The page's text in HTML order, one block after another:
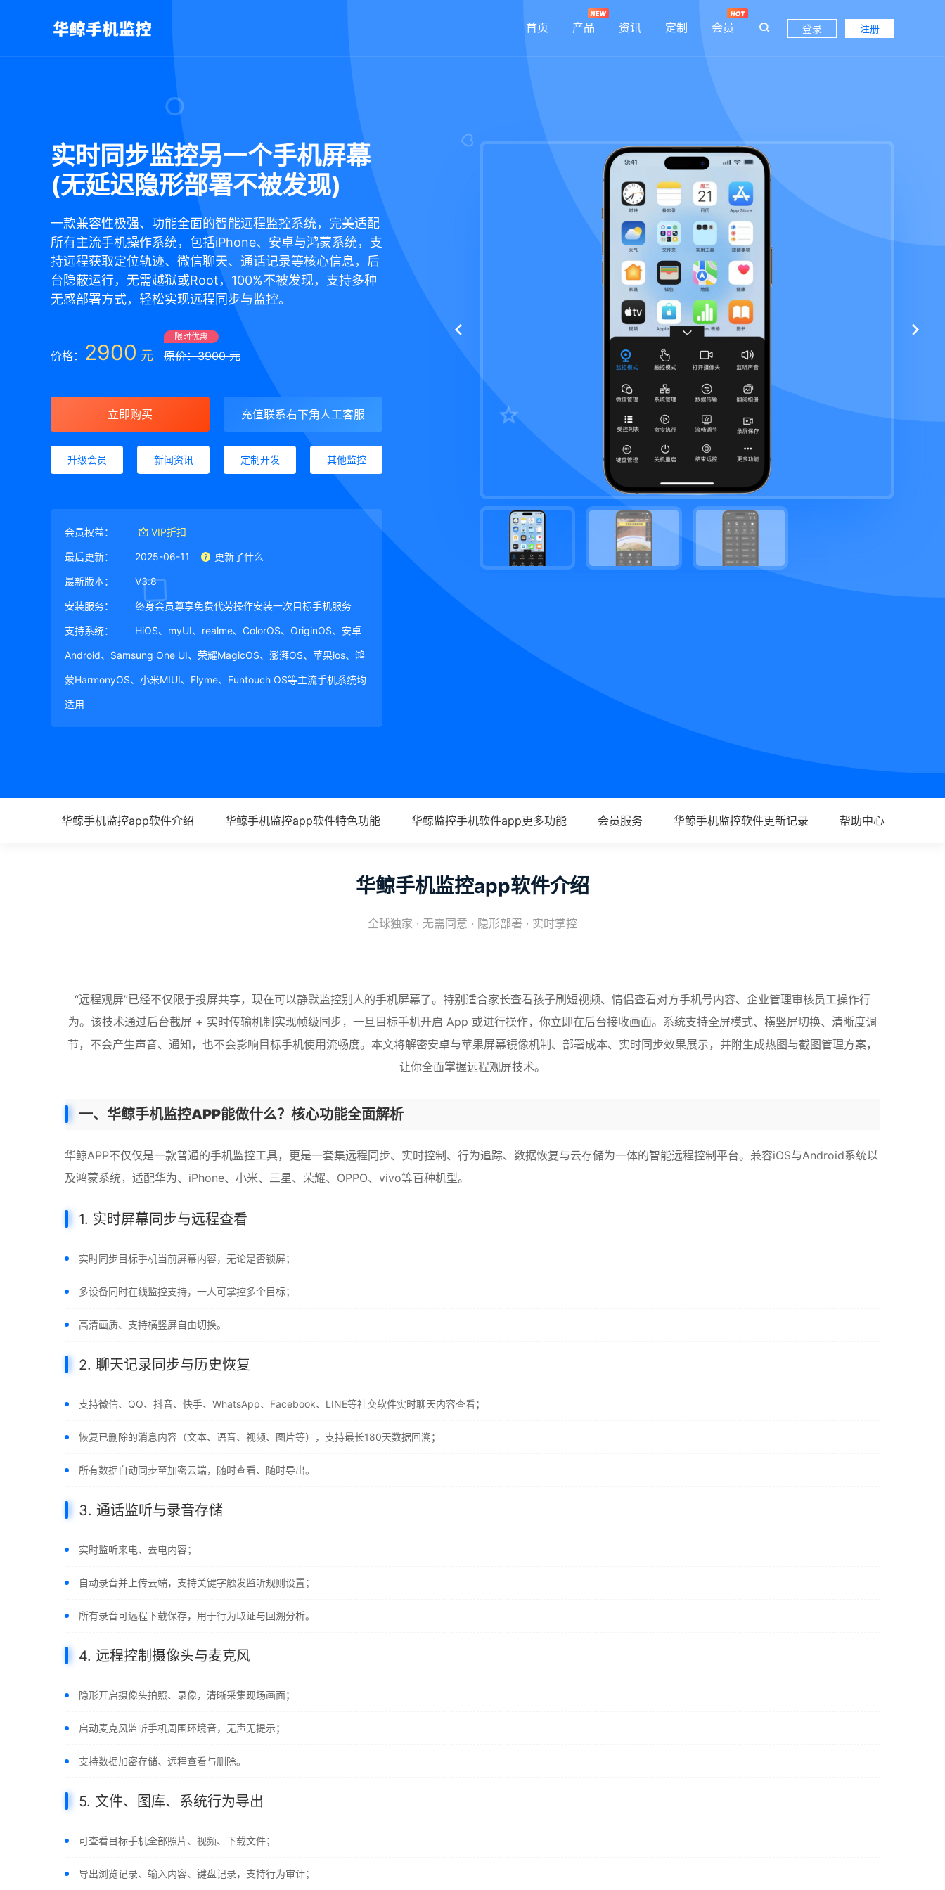
首页 产品 资讯 定制 会员 登录 注册
实时同步监控另一个手机屏幕
(无延迟隐形部署不被发现)
一款兼容性极强、功能全面的智能远程监控系统，完美适配
所有主流手机操作系统，包括iPhone、安卓与鸿蒙系统，支
持远程获取定位轨迹、微信聊天、通话记录等核心信息，后
台隐蔽运行，无需越狱或Root，100%不被发现，支持多种
无感部署方式，轻松实现远程同步与监控。
价格： 2900 元
限时优惠
原价：3900 元
立即购买 充值联系右下角人工客服
升级会员 新闻资讯 定制开发 其他监控
会员权益： VIP折扣
最后更新： 2025-06-11 更新了什么
最新版本： V3.8
安装服务： 终身会员尊享免费代劳操作安装一次目标手机服务
支持系统： HiOS、myUI、realme、ColorOS、OriginOS、安卓
Android、Samsung One UI、荣耀MagicOS、澎湃OS、苹果ios、鸿
蒙HarmonyOS、小米MIUI、Flyme、Funtouch OS等主流手机系统均
适用
华鲸手机监控app软件介绍 华鲸手机监控app软件特色功能 华鲸监控手机软件app更多功能 会员服务 华鲸手机监控软件更新记录 帮助中心
华鲸手机监控app软件介绍
全球独家 · 无需同意 · 隐形部署 · 实时掌控
“远程观屏”已经不仅限于投屏共享，现在可以静默监控别人的手机屏幕了。特别适合家长查看孩子刷短视频、情侣查看对方手机号内容、企业管理审核员工操作行
为。该技术通过后台截屏 + 实时传输机制实现帧级同步，一旦目标手机开启 App 或进行操作，你立即在后台接收画面。系统支持全屏模式、横竖屏切换、清晰度调
节，不会产生声音、通知，也不会影响目标手机使用流畅度。本文将解密安卓与苹果屏幕镜像机制、部署成本、实时同步效果展示，并附生成热图与截图管理方案，
让你全面掌握远程观屏技术。
一、华鲸手机监控APP能做什么？核心功能全面解析
华鲸APP不仅仅是一款普通的手机监控工具，更是一套集远程同步、实时控制、行为追踪、数据恢复与云存储为一体的智能远程控制平台。兼容iOS与Android系统以
及鸿蒙系统，适配华为、iPhone、小米、三星、荣耀、OPPO、vivo等百种机型。
1. 实时屏幕同步与远程查看
实时同步目标手机当前屏幕内容，无论是否锁屏；
多设备同时在线监控支持，一人可掌控多个目标；
高清画质、支持横竖屏自由切换。
2. 聊天记录同步与历史恢复
支持微信、QQ、抖音、快手、WhatsApp、Facebook、LINE等社交软件实时聊天内容查看；
恢复已删除的消息内容（文本、语音、视频、图片等），支持最长180天数据回溯；
所有数据自动同步至加密云端，随时查看、随时导出。
3. 通话监听与录音存储
实时监听来电、去电内容；
自动录音并上传云端，支持关键字触发监听规则设置；
所有录音可远程下载保存，用于行为取证与回溯分析。
4. 远程控制摄像头与麦克风
隐形开启摄像头拍照、录像，清晰采集现场画面；
启动麦克风监听手机周围环境音，无声无提示；
支持数据加密存储、远程查看与删除。
5. 文件、图库、系统行为导出
可查看目标手机全部照片、视频、下载文件；
导出浏览记录、输入内容、键盘记录，支持行为审计；